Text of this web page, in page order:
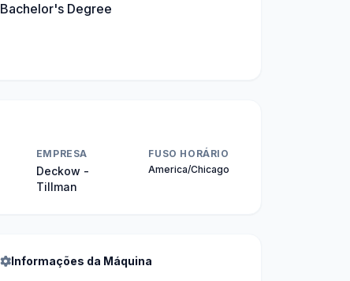
Bachelor's Degree
EMPRESA
Deckow -
Tillman
FUSO HORÁRIO
America/Chicago
Informações da Máquina